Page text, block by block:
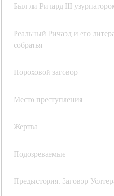
Был ли Ричард III
Реальный Ричард и его
собратья
Пороховой заговор
Место преступления
Жертва
Подозреваемые
Предыстория. Заговор